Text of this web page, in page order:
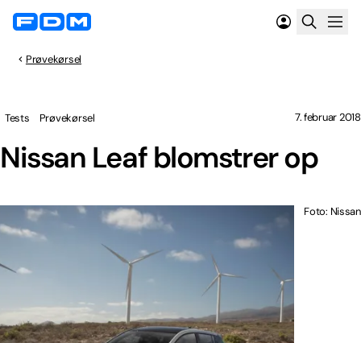
Prøvekørsel
Nissan Leaf blomstrer op
Tests Prøvekørsel 7. februar 2018
Foto: Nissan